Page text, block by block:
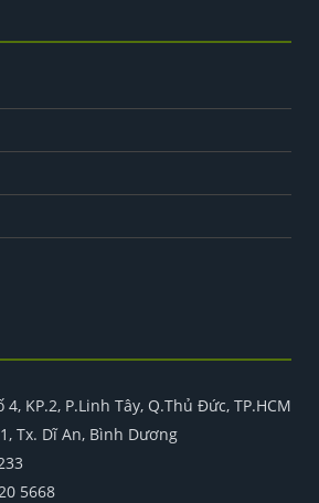
KP.2, P.Linh Tây, Q.Thủ Đức, TP.HCM
Tx. Dĩ An, Bình Dương
5668